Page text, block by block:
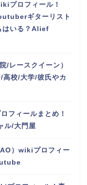
プロフィール！
ギターリスト
はいる？Alief
/レースクイーン）
校/大学/彼氏やカ
フィールまとめ！
ル/大門屋
）wikiプロフィー